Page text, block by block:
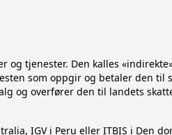
og tjenester. Den kalles
som oppgir og betaler den til
og overfører den til landets
IGV i Peru eller ITBIS i Den